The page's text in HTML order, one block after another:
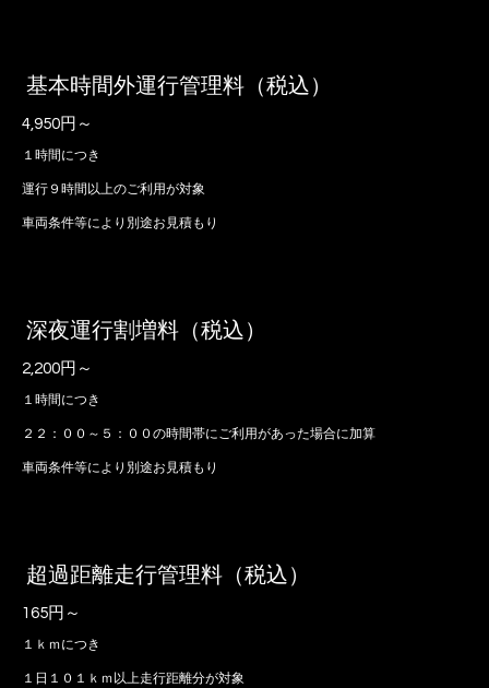
基本時間外運行管理料（税込）
4,950円～
１時間につき
運行９時間以上のご利用が対象
車両条件等により別途お見積もり
深夜運行割増料（税込）
2,200円～
１時間につき
２２：００～５：００の時間帯にご利用があった場合に加算
車両条件等により別途お見積もり
超過距離走行管理料（税込）
165円～
１ｋｍにつき
１日１０１ｋｍ以上走行距離分が対象